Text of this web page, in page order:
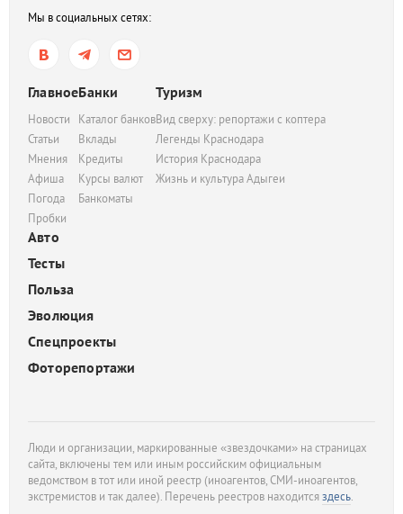
Мы в социальных сетях:
Главное
Новости
Статьи
Мнения
Афиша
Погода
Пробки
Банки
Каталог банков
Вклады
Кредиты
Курсы валют
Банкоматы
Туризм
Вид сверху: репортажи с коптера
Легенды Краснодара
История Краснодара
Жизнь и культура Адыгеи
Авто
Тесты
Польза
Эволюция
Спецпроекты
Фоторепортажи
Люди и организации, маркированные «звездочками» на страницах
сайта, включены тем или иным российским официальным
ведомством в тот или иной реестр (иноагентов, СМИ-иноагентов,
экстремистов и так далее). Перечень реестров находитсяздесь.